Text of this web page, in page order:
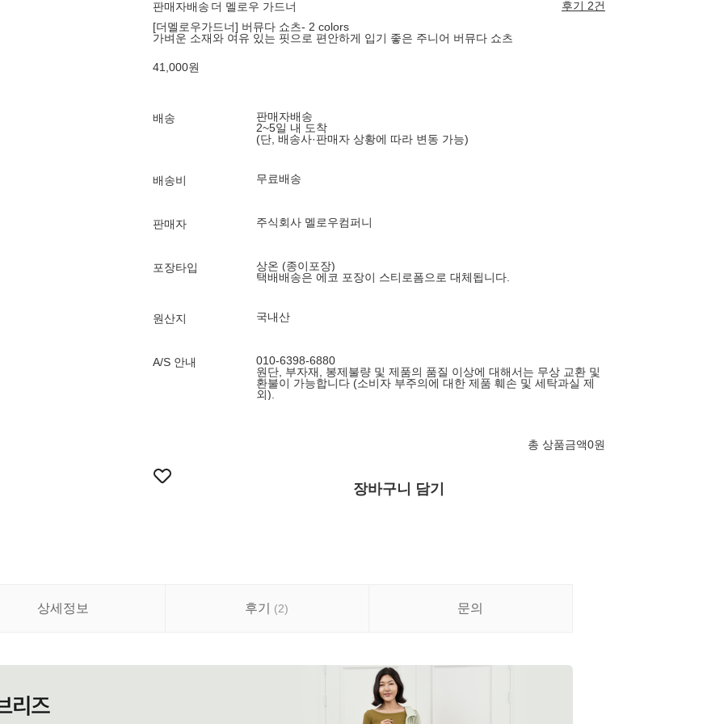
판매자배송 더 멜로우 가드너
후기 2건
[더멜로우가드너] 버뮤다 쇼츠- 2 colors
가벼운 소재와 여유 있는 핏으로 편안하게 입기 좋은 주니어 버뮤다 쇼츠
41,000원
배송
판매자배송
2~5일 내 도착
(단, 배송사·판매자 상황에 따라 변동 가능)
배송비 무료배송
판매자 주식회사 멜로우컴퍼니
포장타입
상온 (종이포장)
택배배송은 에코 포장이 스티로폼으로 대체됩니다.
원산지 국내산
A/S 안내
010-6398-6880
원단, 부자재, 봉제불량 및 제품의 품질 이상에 대해서는 무상 교환 및
환불이 가능합니다 (소비자 부주의에 대한 제품 훼손 및 세탁과실 제
외).
총 상품금액0원
장바구니 담기
상세정보 후기 (2) 문의